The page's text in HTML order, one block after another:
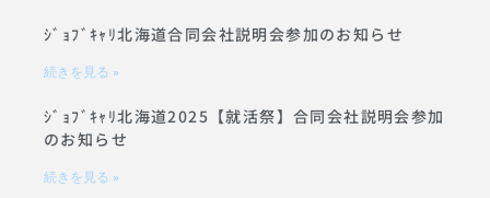
ｼﾞｮﾌﾞｷｬﾘ北海道合同会社説明会参加のお知らせ
続きを見る »
ｼﾞｮﾌﾞｷｬﾘ北海道2025【就活祭】合同会社説明会参加
のお知らせ
続きを見る »